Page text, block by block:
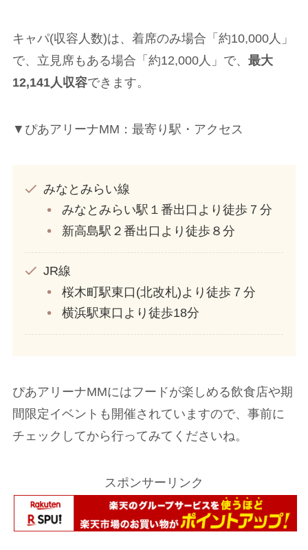
キャパ(収容人数)は、着席のみ場合「約10,000人」
で、立見席もある場合「約12,000人」で、 最大
12,141人収容できます。
▼ぴあアリーナMM：最寄り駅・アクセス
みなとみらい線
みなとみらい駅１番出口より徒歩７分
新高島駅２番出口より徒歩８分
JR線
桜木町駅東口(北改札)より徒歩７分
横浜駅東口より徒歩18分
ぴあアリーナMMにはフードが楽しめる飲食店や期
間限定イベントも開催されていますので、事前に
チェックしてから行ってみてくださいね。
スポンサーリンク